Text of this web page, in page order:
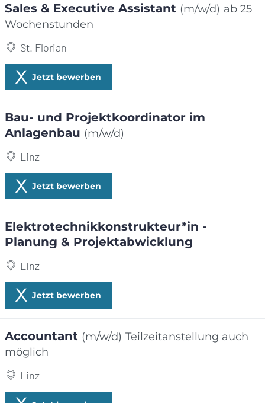
Sales & Executive Assistant (m/w/d) ab 25
Wochenstunden
St. Florian
Jetzt bewerben
Bau- und Projektkoordinator im
Anlagenbau (m/w/d)
Linz
Jetzt bewerben
Elektrotechnikkonstrukteur*in -
Planung & Projektabwicklung
Linz
Jetzt bewerben
Accountant (m/w/d) Teilzeitanstellung auch
möglich
Linz